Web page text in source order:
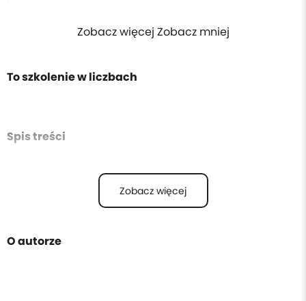
Zobacz więcej Zobacz mniej
To szkolenie w liczbach
Spis treści
Zobacz więcej
O autorze